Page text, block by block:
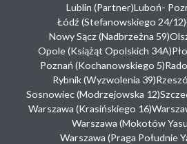
Lublin (Partner)Luboń-
Łódź (Stefanowskiego 24/12)
Nowy Sącz (Nadbrzeżna 59)
Opole (Książąt Opolskich 34A)
Poznań (Kochanowskiego 5)
Rybnik (Wyzwolenia 39)
Sosnowiec (Modrzejowska 12)
Warszawa (Krasińskiego 16)
Warszawa (Mokotów
Warszawa (Praga Południe